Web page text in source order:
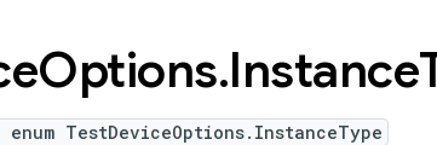
Options.Instance
TestDeviceOptions.InstanceType